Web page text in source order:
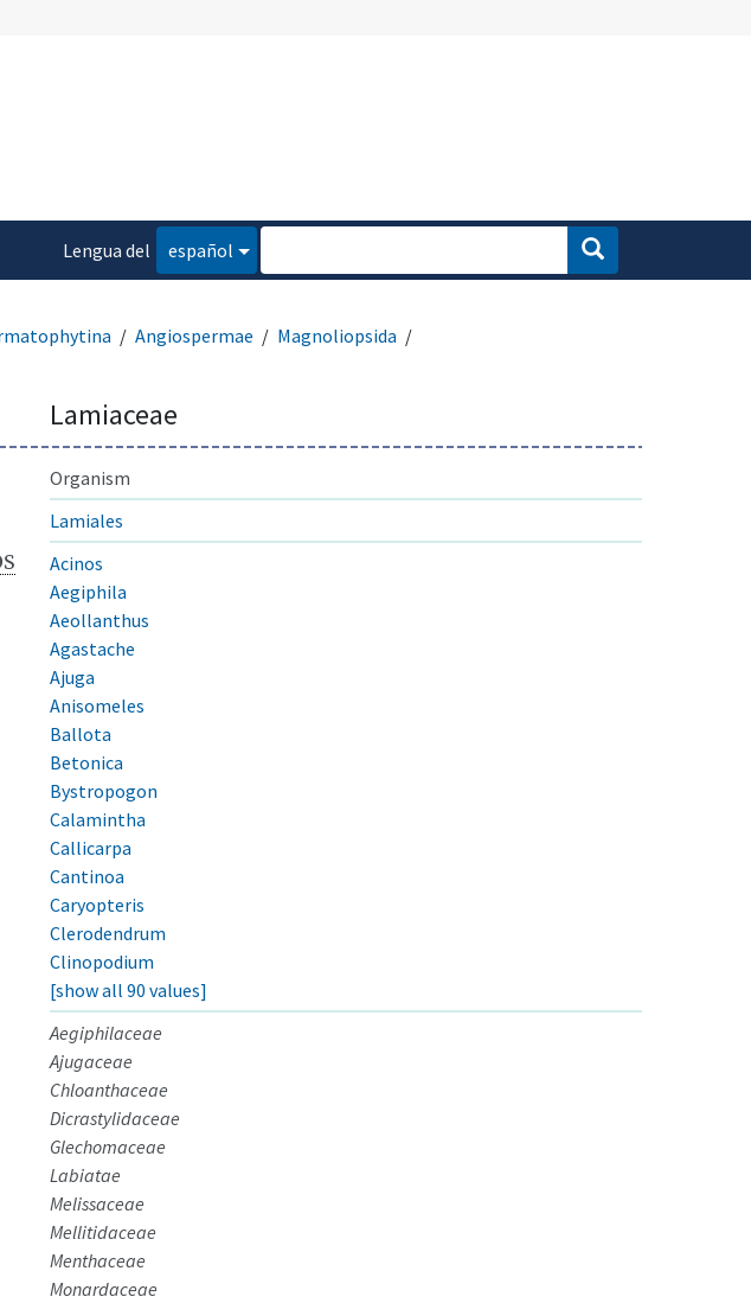
Lengua del
español
Angiospermae
Magnoliopsida
Lamiaceae
Organism
Lamiales
Acinos
Aegiphila
Aeollanthus
Agastache
Ajuga
Anisomeles
Ballota
Betonica
Bystropogon
Calamintha
Callicarpa
Cantinoa
Caryopteris
Clerodendrum
Clinopodium
[show all 90 values]
Aegiphilaceae
Ajugaceae
Chloanthaceae
Dicrastylidaceae
Glechomaceae
Labiatae
Melissaceae
Mellitidaceae
Menthaceae
Monardaceae